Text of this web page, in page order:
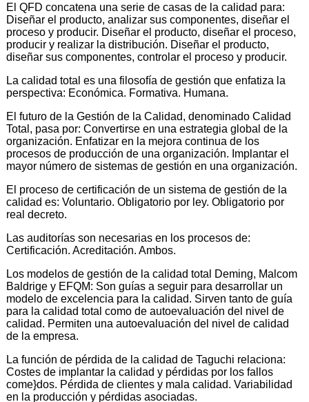
El QFD concatena una serie de casas de la calidad para:
Diseñar el producto, analizar sus componentes, diseñar el
proceso y producir. Diseñar el producto, diseñar el proceso,
producir y realizar la distribución. Diseñar el producto,
diseñar sus componentes, controlar el proceso y producir.
La calidad total es una filosofía de gestión que enfatiza la
perspectiva: Económica. Formativa. Humana.
El futuro de la Gestión de la Calidad, denominado Calidad
Total, pasa por: Convertirse en una estrategia global de la
organización. Enfatizar en la mejora continua de los
procesos de producción de una organización. Implantar el
mayor número de sistemas de gestión en una organización.
El proceso de certificación de un sistema de gestión de la
calidad es: Voluntario. Obligatorio por ley. Obligatorio por
real decreto.
Las auditorías son necesarias en los procesos de:
Certificación. Acreditación. Ambos.
Los modelos de gestión de la calidad total Deming, Malcom
Baldrige y EFQM: Son guías a seguir para desarrollar un
modelo de excelencia para la calidad. Sirven tanto de guía
para la calidad total como de autoevaluación del nivel de
calidad. Permiten una autoevaluación del nivel de calidad
de la empresa.
La función de pérdida de la calidad de Taguchi relaciona:
Costes de implantar la calidad y pérdidas por los fallos
come}dos. Pérdida de clientes y mala calidad. Variabilidad
en la producción y pérdidas asociadas.